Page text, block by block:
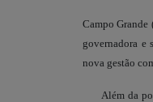
Campo Grande
governadora e
nova gestão
Além da